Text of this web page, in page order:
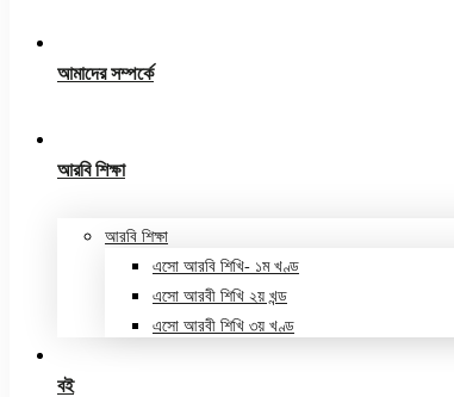
আমাদের সম্পর্কে
আরবি শিক্ষা
আরবি শিক্ষা
এসো আরবি শিখি- ১ম খণ্ড
এসো আরবী শিখি ২য় খন্ড
এসো আরবী শিখি ৩য় খণ্ড
বই